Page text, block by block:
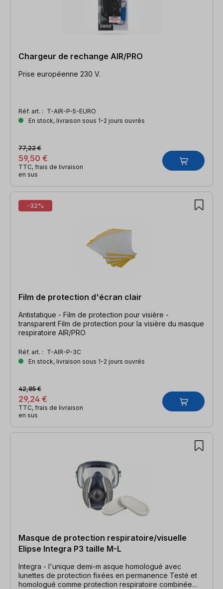
Chargeur de rechange AIR/PRO
Prise européenne 230 V.
Réf. art. : T-AIR-P-5-EURO
En stock, livraison sous 1-2 jours ouvrés
59,50 €
77,22 €
TTC, frais de livraison
en sus
-32%
Film de protection d'écran clair
Antistatique - Film de protection pour visière -
transparent Film de protection pour la visière du masque
respiratoire AIR/PRO
Réf. art. : T-AIR-P-3C
En stock, livraison sous 1-2 jours ouvrés
29,24 €
42,85 €
TTC, frais de livraison
en sus
Masque de protection respiratoire/visuelle
Elipse Integra P3 taille M-L
Integra - l'unique demi-m asque homologué avec
lunettes de protection fixées en permanence Testé et
homologué comme protection respiratoire combinée